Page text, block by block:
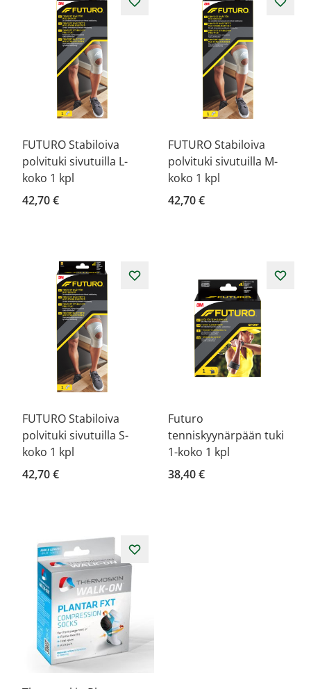
FUTURO Stabiloiva
polvituki sivutuilla L-
koko 1 kpl
42,70 €
FUTURO Stabiloiva
polvituki sivutuilla M-
koko 1 kpl
42,70 €
FUTURO Stabiloiva
polvituki sivutuilla S-
koko 1 kpl
42,70 €
Futuro
tenniskyynärpään tuki
1-koko 1 kpl
38,40 €